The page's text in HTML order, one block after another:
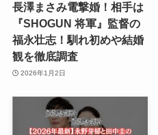
長澤まさみ電撃婚！相手は
『SHOGUN 将軍』監督の
福永壮志！馴れ初めや結婚
観を徹底調査
2026年1月2日